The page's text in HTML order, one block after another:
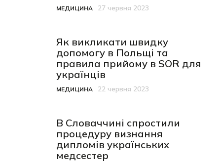
Категорія
МЕДИЦИНА
Дата публікації
27 червня 2023
Як викликати швидку
допомогу в Польщі та
правила прийому в SOR для
українців
Категорія
МЕДИЦИНА
Дата публікації
22 червня 2023
В Словаччині спростили
процедуру визнання
дипломів українських
медсестер